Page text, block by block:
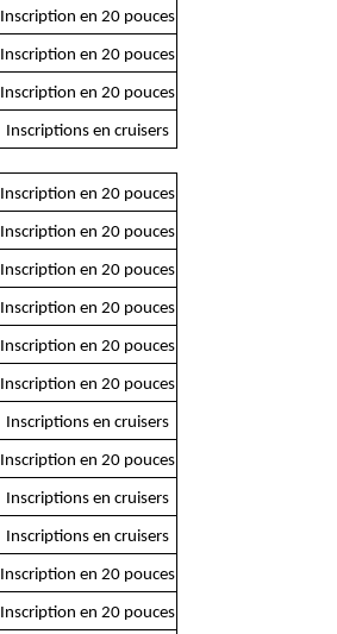
Inscription en 20 pouces
Inscription en 20 pouces
Inscription en 20 pouces
Inscriptions en cruisers
Inscription en 20 pouces
Inscription en 20 pouces
Inscription en 20 pouces
Inscription en 20 pouces
Inscription en 20 pouces
Inscription en 20 pouces
Inscriptions en cruisers
Inscription en 20 pouces
Inscriptions en cruisers
Inscriptions en cruisers
Inscription en 20 pouces
Inscription en 20 pouces